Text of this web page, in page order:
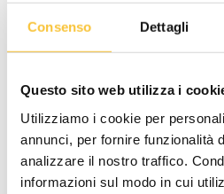
Consenso Dettagli
Questo sito web utilizza i
Utilizziamo i cookie per
annunci, per fornire funzionalità
analizzare il nostro traffico.
informazioni sul modo in cui
160 mbar
Lunghezza macchina